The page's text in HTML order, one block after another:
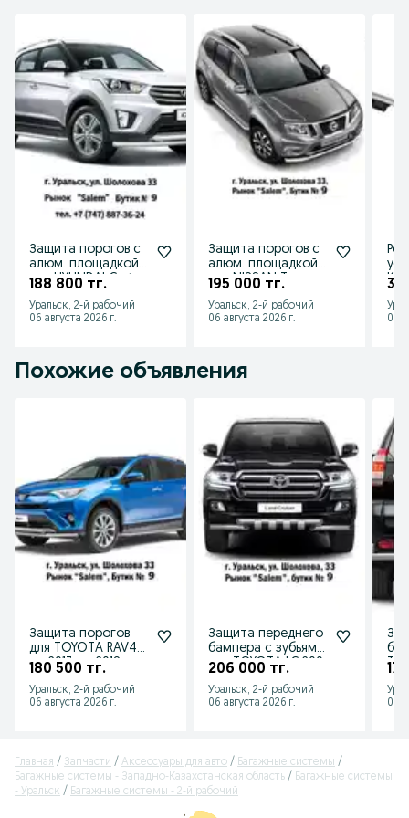
Защита порогов с
алюм. площадкой
для HYUNDAI Creta
188 800 тг.
Уральск, 2-й рабочий
06 августа 2026 г.
Защита порогов с
алюм. площадкой
для NISSAN Terrano
195 000 тг.
Уральск, 2-й рабочий
06 августа 2026 г.
36
06
Похожие объявления
Защита порогов
для TOYOTA RAV4
от 2013 до 2018 г.в.
180 500 тг.
Уральск, 2-й рабочий
06 августа 2026 г.
Защита переднего
бампера с зубьями
для TOYOTA LC 200
206 000 тг.
Уральск, 2-й рабочий
06 августа 2026 г.
г.в.
06
Главная Запчасти Аксессуары для авто
Багажные системы
Багажные системы - Западно-Казахстанская область
Багажные системы
- Уральск
Багажные системы - 2-й рабочий